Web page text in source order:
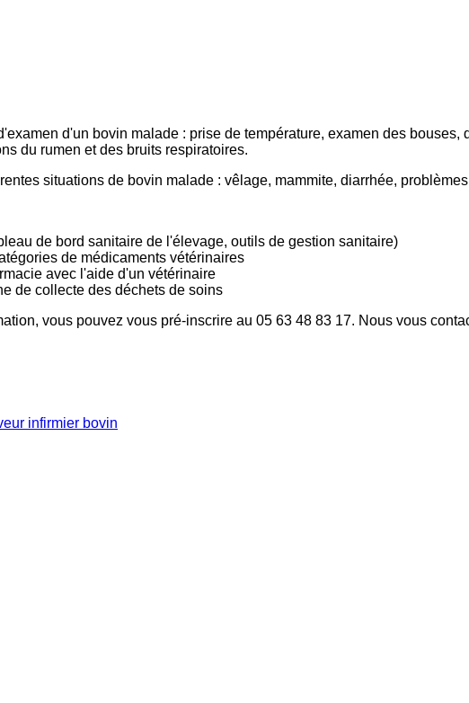
d'un bovin malade : prise de température, examen des
du rumen et des bruits respiratoires.
situations de bovin malade : vêlage, mammite, diarrhée,
de bord sanitaire de l'élevage, outils de gestion sanitaire)
de médicaments vétérinaires
avec l'aide d'un vétérinaire
de collecte des déchets de soins
vous pouvez vous pré-inscrire au 05 63 48 83 17. Nous vous
infirmier bovin